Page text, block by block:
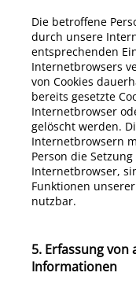
Die betroffene
durch unsere
entsprechenden
Internetbrowsers
von Cookies
bereits gesetzte
Internetbrowser
gelöscht werden.
Internetbrowsern
Person die
Internetbrowser,
Funktionen
nutzbar.
5. Erfassung von
Informationen